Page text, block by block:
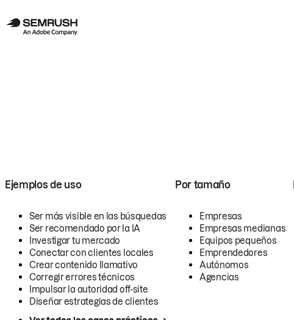
Ejemplos de uso
Ser más visible en las búsquedas
Ser recomendado por la IA
Investigar tu mercado
Conectar con clientes locales
Crear contenido llamativo
Corregir errores técnicos
Impulsar la autoridad off-site
Diseñar estrategias de clientes
Por tamaño
Empresas
Empresas medianas
Equipos pequeños
Emprendedores
Autónomos
Agencias